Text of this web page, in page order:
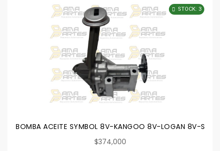
BOMBA ACEITE SYMBOL 8V-KANGOO 8V-LOGAN 8V-
$374,000
STOCK: 3